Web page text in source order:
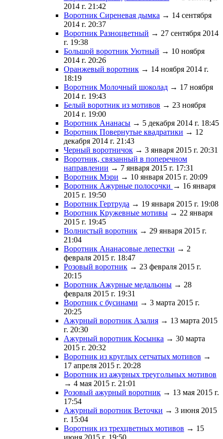
2014 г. 21:42
Воротник Сиреневая дымка → 14 сентября
2014 г. 20:37
Воротник Разноцветный → 27 сентября 2014
г. 19:38
Большой воротник Уютный → 10 ноября
2014 г. 20:26
Оранжевый воротник → 14 ноября 2014 г.
18:19
Воротник Молочный шоколад → 17 ноября
2014 г. 19:43
Белый воротник из мотивов → 23 ноября
2014 г. 19:00
Воротник Ананасы → 5 декабря 2014 г. 18:45
Воротник Повернутые квадратики → 12
декабря 2014 г. 21:43
Черный воротничок → 3 января 2015 г. 20:31
Воротник, связанный в поперечном
направлении → 7 января 2015 г. 17:31
Воротник Мэри → 10 января 2015 г. 20:09
Воротник Ажурные полосочки → 16 января
2015 г. 19:50
Воротник Гертруда → 19 января 2015 г. 19:08
Воротник Кружевные мотивы → 22 января
2015 г. 19:45
Волнистый воротник → 29 января 2015 г.
21:04
Воротник Ананасовые лепестки → 2
февраля 2015 г. 18:47
Розовый воротник → 23 февраля 2015 г.
20:15
Воротник Ажурные медальоны → 28
февраля 2015 г. 19:31
Воротник с бусинами → 3 марта 2015 г.
20:25
Ажурный воротник Азалия → 13 марта 2015
г. 20:30
Ажурный воротник Косынка → 30 марта
2015 г. 20:32
Воротник из круглых сетчатых мотивов →
17 апреля 2015 г. 20:28
Воротник из ажурных треугольных мотивов
→ 4 мая 2015 г. 21:01
Розовый ажурный воротник → 13 мая 2015 г.
17:54
Ажурный воротник Веточки → 3 июня 2015
г. 15:04
Воротник из трехцветных мотивов → 15
июня 2015 г. 19:50